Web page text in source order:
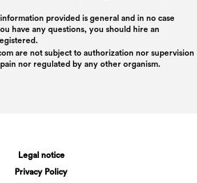
provided is general and in no case
have any questions, you should hire an
are not subject to authorization nor supervision
nor regulated by any other organism.
Legal notice
Privacy Policy